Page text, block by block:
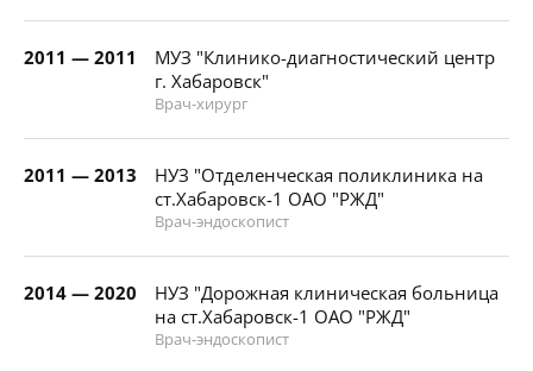
2011 — 2011
МУЗ "Клинико-диагностический центр
г. Хабаровск"
Врач-хирург
2011 — 2013
НУЗ "Отделенческая поликлиника на
ст.Хабаровск-1 ОАО "РЖД"
Врач-эндоскопист
2014 — 2020
НУЗ "Дорожная клиническая больница
на ст.Хабаровск-1 ОАО "РЖД"
Врач-эндоскопист